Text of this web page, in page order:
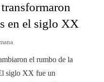
en el siglo XX
el rumbo de la
siglo XX fue un